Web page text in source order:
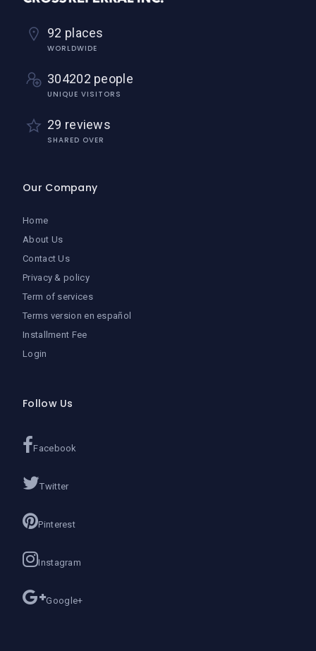
92 places
WORLDWIDE
304202 people
UNIQUE VISITORS
29 reviews
SHARED OVER
Our Company
Home
About Us
Contact Us
Privacy & policy
Term of services
Terms version en español
Installment Fee
Login
Follow Us
Facebook
Twitter
Pinterest
Instagram
Google+